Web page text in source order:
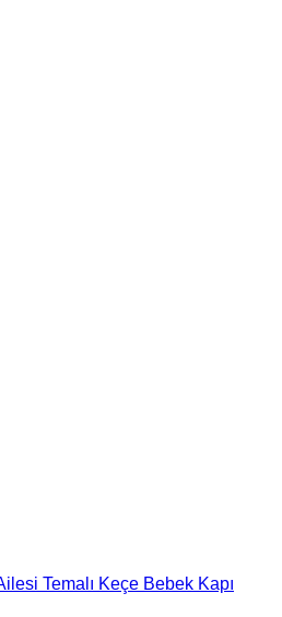
Temalı Keçe Bebek Kapı